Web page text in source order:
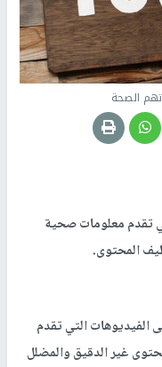
الصحة
تقدم معلومات صحية
المحتوى.
الفيديوهات التي تقدم
غير الدقيق والمضلل